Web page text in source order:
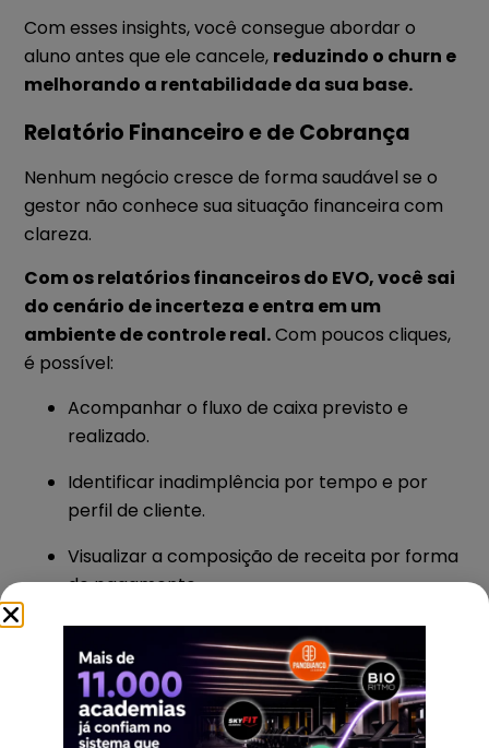
Com esses insights, você consegue abordar o
aluno antes que ele cancele, reduzindo o churn e
melhorando a rentabilidade da sua base.
Relatório Financeiro e de Cobrança
Nenhum negócio cresce de forma saudável se o
gestor não conhece sua situação financeira com
clareza.
Com os relatórios financeiros do EVO, você sai
do cenário de incerteza e entra em um
ambiente de controle real.Com poucos cliques,
é possível:
Acompanhar o fluxo de caixa previsto e
realizado.
Identificar inadimplência por tempo e por
perfil de cliente.
Visualizar a composição de receita por forma
de pagamento.
Monitorar planos mais vendidos e receitas
por unidade.
Essas informações permitem ajustar campanhas,
corrigir falhas de cobrança e tomar decisões